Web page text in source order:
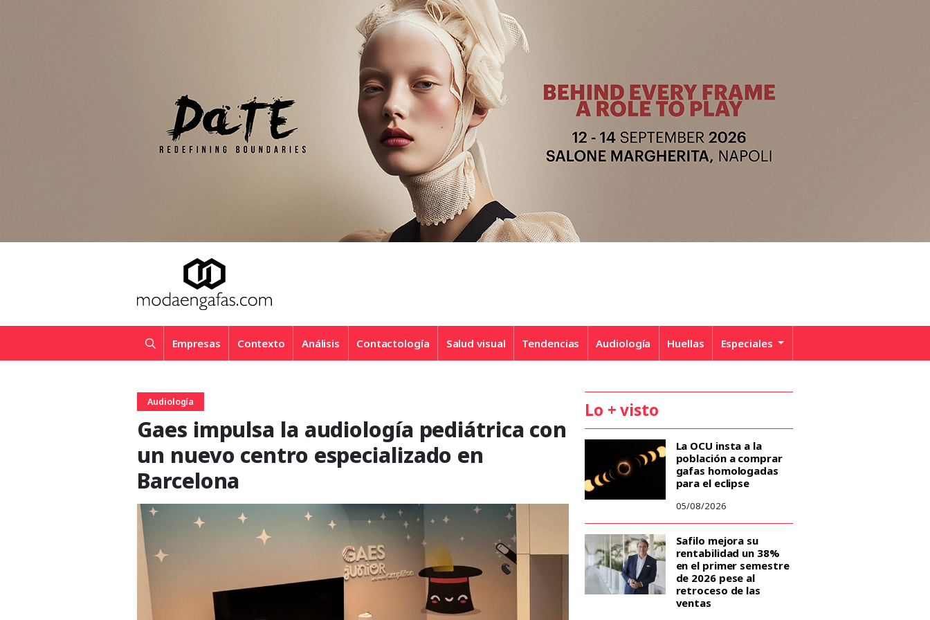
Empresas Contexto Análisis Contactología Salud visual Tendencias Audiología Huellas Especiales
Audiología
Gaes impulsa la audiología pediátrica con
un nuevo centro especializado en
Barcelona
Lo + visto
La OCU insta a la
población a comprar
gafas homologadas
para el eclipse
05/08/2026
Safilo mejora su
rentabilidad un 38%
en el primer semestre
de 2026 pese al
retroceso de las
ventas